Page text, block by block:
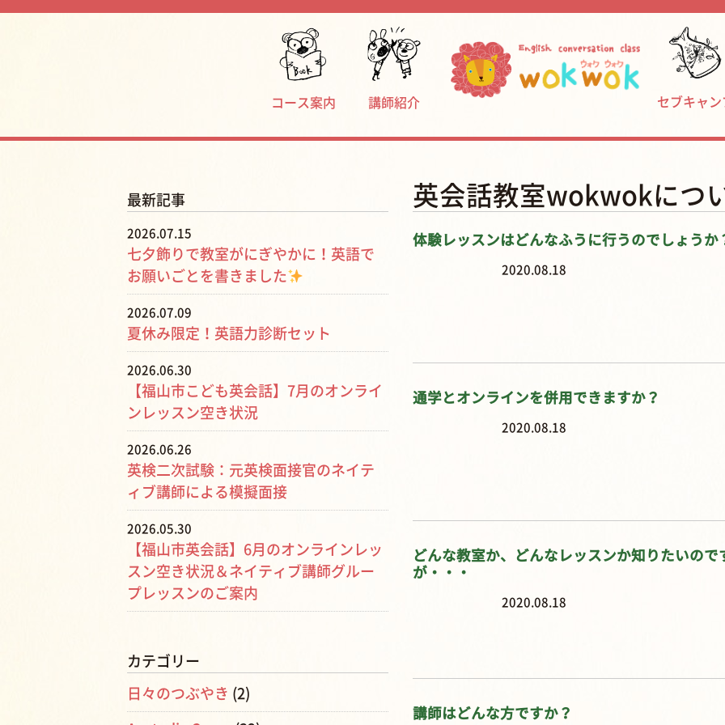
コース案内 講師紹介 セブキャン
英会話教室wokwokにつ
体験レッスンはどんなふうに行うのでしょうか
2020.08.18
通学とオンラインを併用できますか？
2020.08.18
どんな教室か、どんなレッスンか知りたいので
が・・・
2020.08.18
講師はどんな方ですか？
最新記事
2026.07.15
七夕飾りで教室がにぎやかに！英語で
お願いごとを書きました
2026.07.09
夏休み限定！英語力診断セット
2026.06.30
【福山市こども英会話】7月のオンライ
ンレッスン空き状況
2026.06.26
英検二次試験：元英検面接官のネイテ
ィブ講師による模擬面接
2026.05.30
【福山市英会話】6月のオンラインレッ
スン空き状況＆ネイティブ講師グルー
プレッスンのご案内
カテゴリー
日々のつぶやき (2)